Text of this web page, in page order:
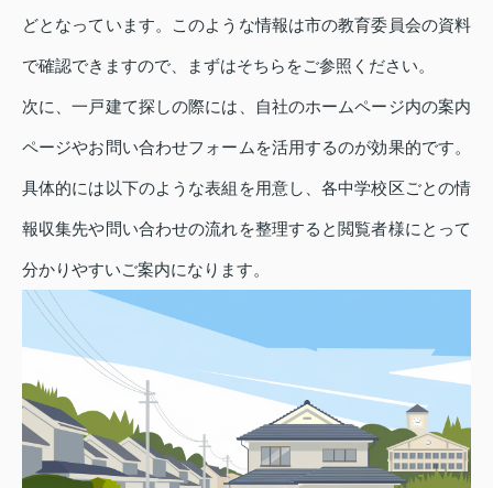
どとなっています。このような情報は市の教育委員会の資料
で確認できますので、まずはそちらをご参照ください。
次に、一戸建て探しの際には、自社のホームページ内の案内
ページやお問い合わせフォームを活用するのが効果的です。
具体的には以下のような表組を用意し、各中学校区ごとの情
報収集先や問い合わせの流れを整理すると閲覧者様にとって
分かりやすいご案内になります。